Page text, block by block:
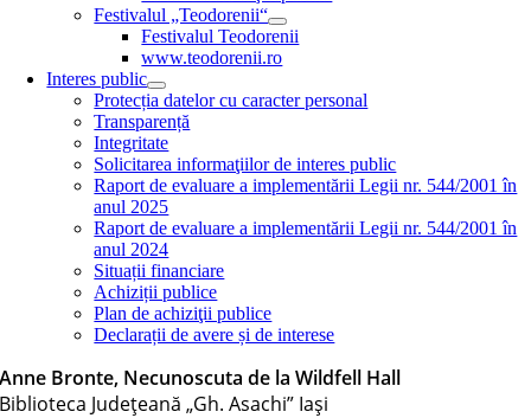
Festivalul „Teodorenii“
Festivalul Teodorenii
www.teodorenii.ro
Interes public
Protecția datelor cu caracter personal
Transparență
Integritate
Solicitarea informaţiilor de interes public
Raport de evaluare a implementării Legii nr. 544/2001 în
anul 2025
Raport de evaluare a implementării Legii nr. 544/2001 în
anul 2024
Situații financiare
Achiziții publice
Plan de achiziţii publice
Declarații de avere și de interese
Anne Bronte, Necunoscuta de la Wildfell Hall
Biblioteca Judeţeană „Gh. Asachi” Iaşi